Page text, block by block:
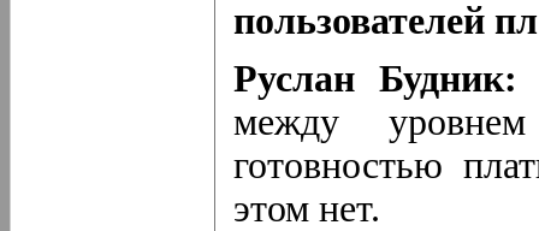
пользователей
Руслан Будник:
между
готовностью
этом нет.